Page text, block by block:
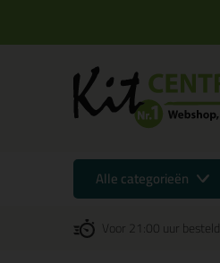
Alle categorieën
Voor 21:00 uur besteld